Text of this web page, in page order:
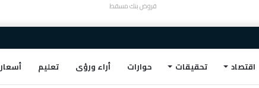
قروض بنك مسقط
اقتصاد تحقيقات حوارات أراء ورؤى تعليم أسعار